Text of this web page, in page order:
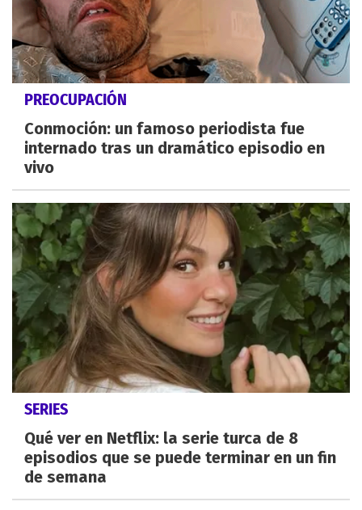
PREOCUPACIÓN
Conmoción: un famoso periodista fue
internado tras un dramático episodio en
vivo
SERIES
Qué ver en Netflix: la serie turca de 8
episodios que se puede terminar en un fin
de semana